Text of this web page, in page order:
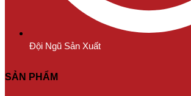
Đội Ngũ Sản Xuất
SẢN PHẨM